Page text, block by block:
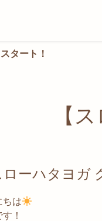
タート！
【
ローハタヨガ
ちは
！